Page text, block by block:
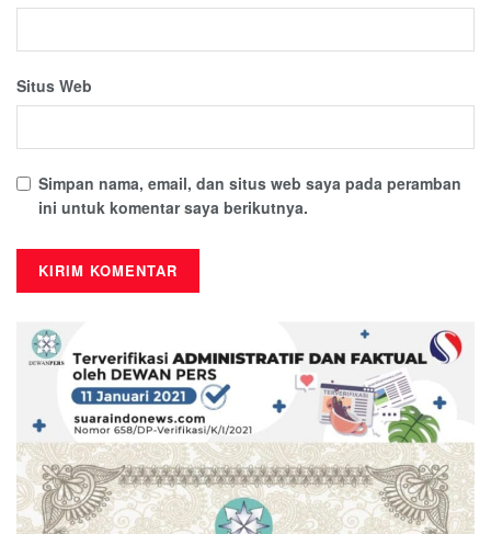
Situs Web
Simpan nama, email, dan situs web saya pada peramban
ini untuk komentar saya berikutnya.